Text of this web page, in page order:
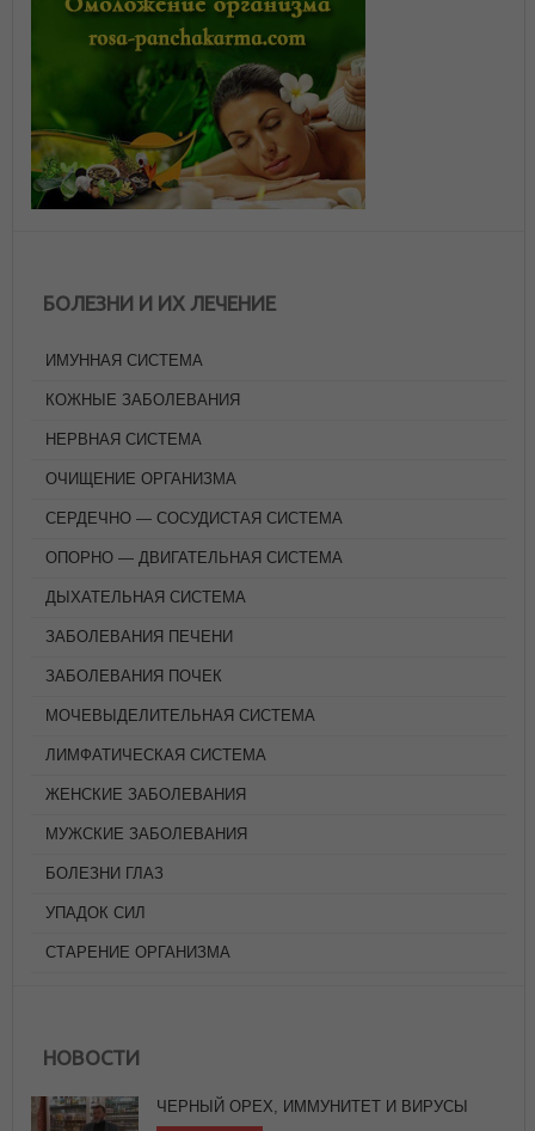
БОЛЕЗНИ И ИХ ЛЕЧЕНИЕ
ИМУННАЯ СИСТЕМА
КОЖНЫЕ ЗАБОЛЕВАНИЯ
НЕРВНАЯ СИСТЕМА
ОЧИЩЕНИЕ ОРГАНИЗМА
СЕРДЕЧНО — СОСУДИСТАЯ СИСТЕМА
ОПОРНО — ДВИГАТЕЛЬНАЯ СИСТЕМА
ДЫХАТЕЛЬНАЯ СИСТЕМА
ЗАБОЛЕВАНИЯ ПЕЧЕНИ
ЗАБОЛЕВАНИЯ ПОЧЕК
МОЧЕВЫДЕЛИТЕЛЬНАЯ СИСТЕМА
ЛИМФАТИЧЕСКАЯ СИСТЕМА
ЖЕНСКИЕ ЗАБОЛЕВАНИЯ
МУЖСКИЕ ЗАБОЛЕВАНИЯ
БОЛЕЗНИ ГЛАЗ
УПАДОК СИЛ
СТАРЕНИЕ ОРГАНИЗМА
НОВОСТИ